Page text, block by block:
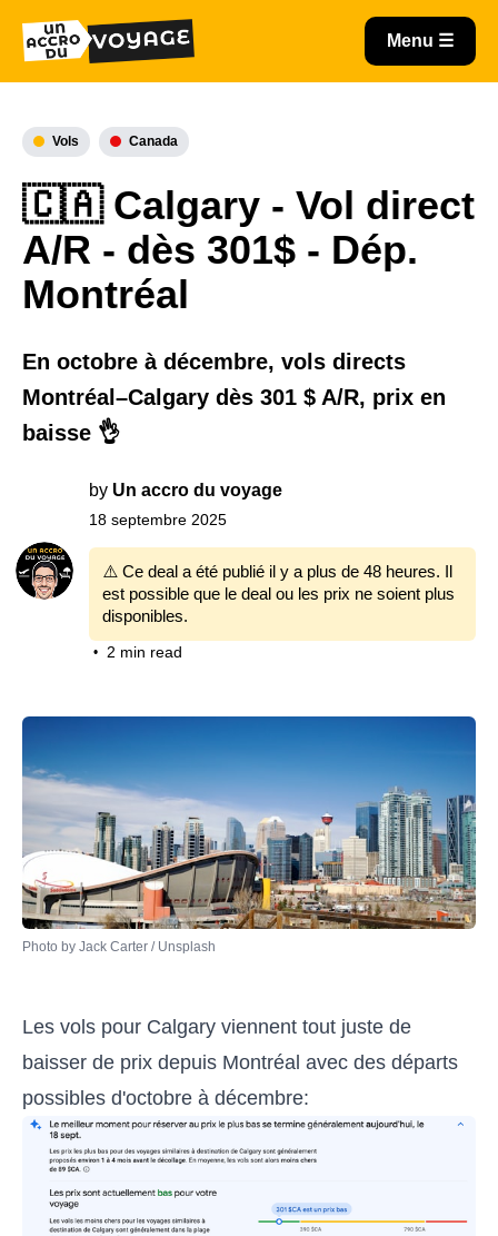
Vols Canada
🇨🇦 Calgary - Vol direct
A/R - dès 301$ - Dép.
Montréal
En octobre à décembre, vols directs
Montréal–Calgary dès 301 $ A/R, prix en
baisse 👌
by Un accro du voyage
18 septembre 2025
⚠️ Ce deal a été publié il y a plus de 48 heures. Il
est possible que le deal ou les prix ne soient plus
disponibles.
• 2 min read
Photo by Jack Carter / Unsplash
Les vols pour Calgary viennent tout juste de
baisser de prix depuis Montréal avec des départs
possibles d'octobre à décembre: